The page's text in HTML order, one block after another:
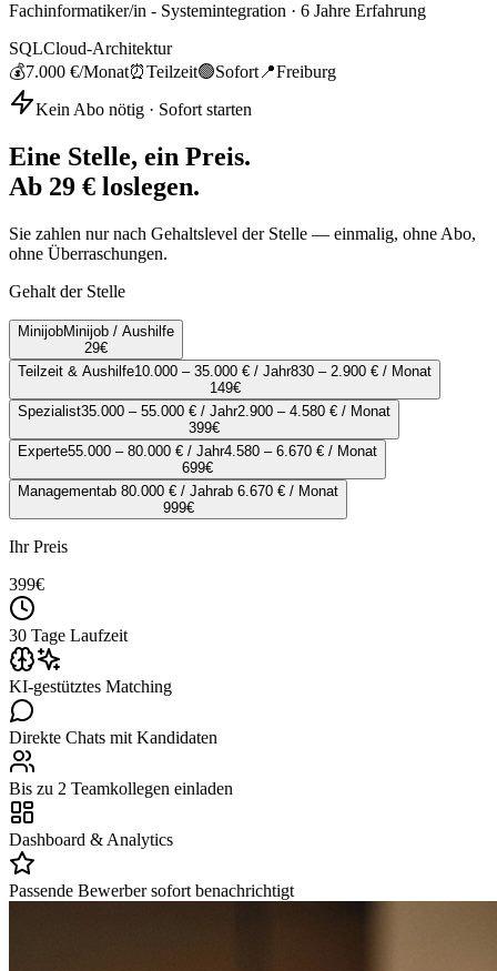
Fachinformatiker/in - Systemintegration · 6 Jahre Erfahrung
SQLCloud-Architektur
💰7.000 €/Monat⏰Teilzeit🟢Sofort 📍Freiburg
Kein Abo nötig · Sofort starten
Eine Stelle, ein Preis.
Ab 29 € loslegen.
Sie zahlen nur nach Gehaltslevel der Stelle — einmalig, ohne Abo,
ohne Überraschungen.
Gehalt der Stelle
MinijobMinijob / Aushilfe
29€
Teilzeit & Aushilfe10.000 – 35.000 € / Jahr830 – 2.900 € / Monat
149€
Spezialist35.000 – 55.000 € / Jahr2.900 – 4.580 € / Monat
399€
Experte55.000 – 80.000 € / Jahr4.580 – 6.670 € / Monat
699€
Managementab 80.000 € / Jahrab 6.670 € / Monat
999€
Ihr Preis
399€
30 Tage Laufzeit
KI-gestütztes Matching
Direkte Chats mit Kandidaten
Bis zu 2 Teamkollegen einladen
Dashboard & Analytics
Passende Bewerber sofort benachrichtigt